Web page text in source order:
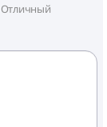
Отличный